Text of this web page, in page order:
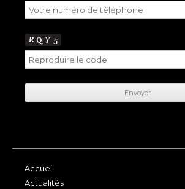
Accueil
Actualités